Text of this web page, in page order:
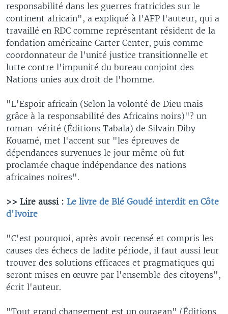
responsabilité dans les guerres fratricides sur le
continent africain", a expliqué à l'AFP l'auteur, qui a
travaillé en RDC comme représentant résident de la
fondation américaine Carter Center, puis comme
coordonnateur de l'unité justice transitionnelle et
lutte contre l'impunité du bureau conjoint des
Nations unies aux droit de l'homme.
"L'Espoir africain (Selon la volonté de Dieu mais
grâce à la responsabilité des Africains noirs)"? un
roman-vérité (Éditions Tabala) de Silvain Diby
Kouamé, met l'accent sur "les épreuves de
dépendances survenues le jour même où fut
proclamée chaque indépendance des nations
africaines noires".
>> Lire aussi : Le livre de Blé Goudé interdit en Côte
d'Ivoire
"C'est pourquoi, après avoir recensé et compris les
causes des échecs de ladite période, il faut aussi leur
trouver des solutions efficaces et pragmatiques qui
seront mises en œuvre par l'ensemble des citoyens",
écrit l'auteur.
"Tout grand changement est un ouragan" (Éditions